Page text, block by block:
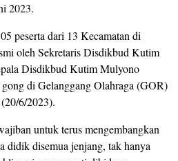
2023.
peserta dari 13 Kecamatan di
oleh Sekretaris Disdikbud Kutim
Disdikbud Kutim Mulyono
di Gelanggang Olahraga (GOR)
6/2023).
untuk terus mengembangkan
didik disemua jenjang, tak hanya